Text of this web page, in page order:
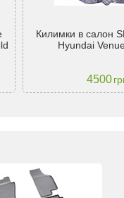
Килимки в салон
Hyundai
4500